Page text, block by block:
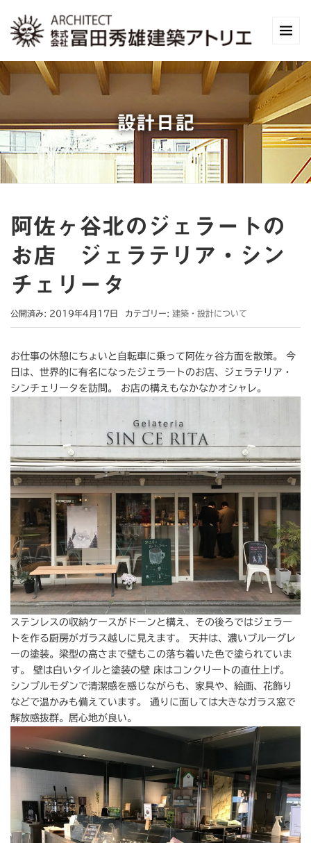
設計日記
阿佐ヶ谷北のジェラートの
お店 ジェラテリア・シン
チェリータ
公開済み: 2019年4月17日 カテゴリー: 建築・設計について
お仕事の休憩にちょいと自転車に乗って阿佐ヶ谷方面を散策。 今
日は、世界的に有名になったジェラートのお店、ジェラテリア・
シンチェリータを訪問。 お店の構えもなかなかオシャレ。
ステンレスの収納ケースがドーンと構え、その後ろではジェラー
トを作る厨房がガラス越しに見えます。 天井は、濃いブルーグレ
ーの塗装。梁型の高さまで壁もこの落ち着いた色で塗られていま
す。 壁は白いタイルと塗装の壁 床はコンクリートの直仕上げ。
シンプルモダンで清潔感を感じながらも、家具や、絵画、花飾り
などで温かみも備えています。 通りに面しては大きなガラス窓で
解放感抜群。居心地が良い。